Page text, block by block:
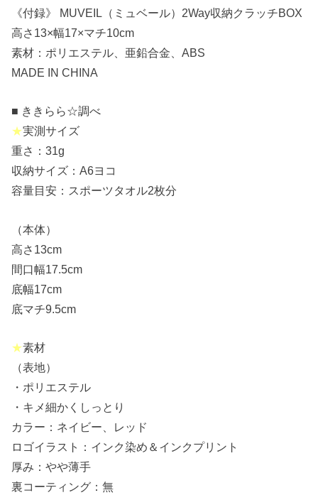
《付録》 MUVEIL（ミュベール）2Way収納クラッチBOX
高さ13×幅17×マチ10cm
素材：ポリエステル、亜鉛合金、ABS
MADE IN CHINA
■ ききらら☆調べ
★実測サイズ
重さ：31g
収納サイズ：A6ヨコ
容量目安：スポーツタオル2枚分
（本体）
高さ13cm
間口幅17.5cm
底幅17cm
底マチ9.5cm
★素材
（表地）
・ポリエステル
・キメ細かくしっとり
カラー：ネイビー、レッド
ロゴイラスト：インク染め＆インクプリント
厚み：やや薄手
裏コーティング：無